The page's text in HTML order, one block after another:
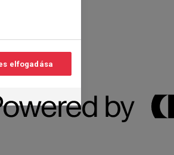
elfogadása